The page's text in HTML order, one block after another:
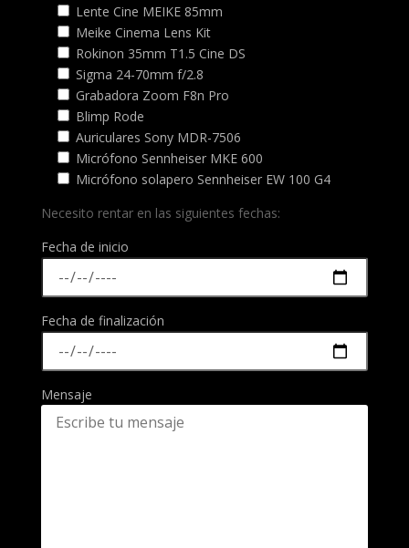
Lente Cine MEIKE 85mm
Meike Cinema Lens Kit
Rokinon 35mm T1.5 Cine DS
Sigma 24-70mm f/2.8
Grabadora Zoom F8n Pro
Blimp Rode
Auriculares Sony MDR-7506
Micrófono Sennheiser MKE 600
Micrófono solapero Sennheiser EW 100 G4
Necesito rentar en las siguientes fechas:
Fecha de inicio
Fecha de finalización
Mensaje